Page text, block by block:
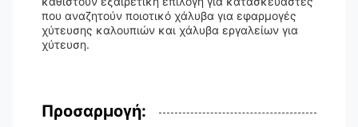
που αναζητούν ποιοτικό χάλυβα για εφαρμογές
χύτευσης καλουπιών και χάλυβα εργαλείων για
χύτευση.
Προσαρμογή: